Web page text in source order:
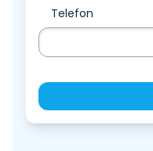
Telefon